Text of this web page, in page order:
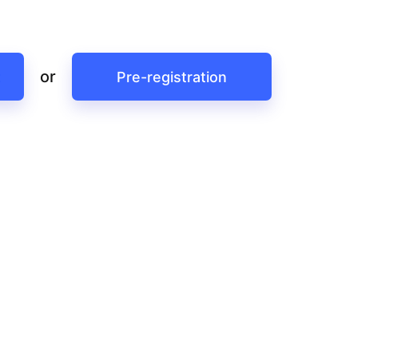
or Pre-registration